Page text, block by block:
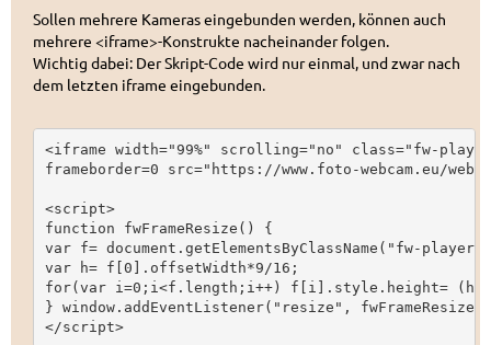
Sollen mehrere Kameras eingebunden werden, können auch
mehrere <iframe>-Konstrukte nacheinander folgen.
Wichtig dabei: Der Skript-Code wird nur einmal, und zwar nach
dem letzten iframe eingebunden.
<iframe width="99%" scrolling="no" class="fw-
frameborder=0 src="https://www.foto-webcam.eu/
<script>
function fwFrameResize() {
var f= document.getElementsByClassName("fw-
var h= f[0].offsetWidth*9/16;
for(var i=0;i<f.length;i++) f[i].style.height=
} window.addEventListener("resize",
</script>